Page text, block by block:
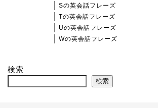
Sの英会話フレーズ
Tの英会話フレーズ
Uの英会話フレーズ
Wの英会話フレーズ
検索
検索